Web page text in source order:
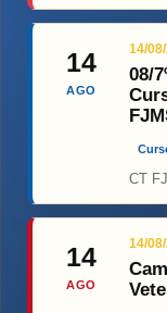
14
AGO
14/
08/
CT
14
AGO
14/